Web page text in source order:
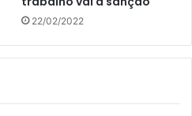
22/02/2022